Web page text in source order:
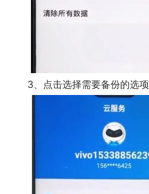
3、点击选择需要备份的选项